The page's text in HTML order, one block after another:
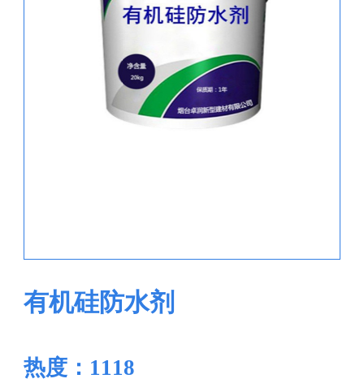
有机硅防水剂
热度：1118